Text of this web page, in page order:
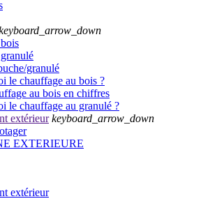
granulé
le chauffage au bois ?
au bois en chiffres
le chauffage au granulé ?
extérieur keyboard_arrow_down
EXTERIEURE
extérieur